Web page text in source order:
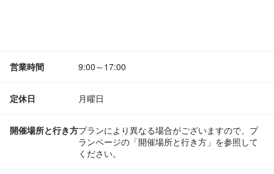
営業時間 9:00～17:00
定休日 月曜日
開催場所と行き方プランにより異なる場合がございますので、プ
ランページの「開催場所と行き方」を参照して
ください。